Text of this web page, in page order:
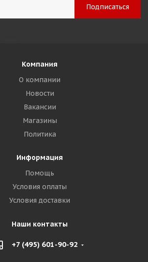
Компания
О компании
Новости
Вакансии
Магазины
Политика
Информация
Помощь
Условия оплаты
Условия доставки
Наши контакты
+7 (495) 601-90-92